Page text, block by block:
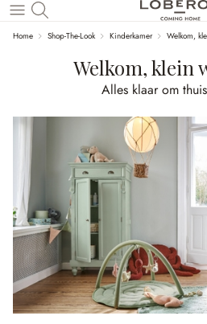
Naar de hoofdinhoud
Home Shop-The-Look Kinderkamer Welkom,
Welkom, klein
Alles klaar om